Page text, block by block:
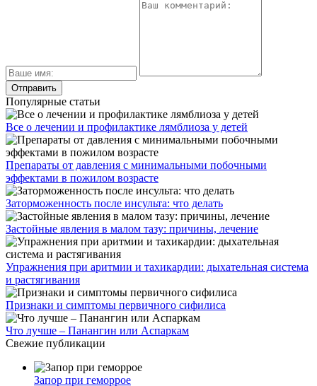
Популярные статьи
Все о лечении и профилактике лямблиоза у детей
Препараты от давления с минимальными побочными
эффектами в пожилом возрасте
Заторможенность после инсульта: что делать
Застойные явления в малом тазу: причины, лечение
Упражнения при аритмии и тахикардии: дыхательная система
и растягивания
Признаки и симптомы первичного сифилиса
Что лучше – Панангин или Аспаркам
Свежие публикации
Запор при геморрое